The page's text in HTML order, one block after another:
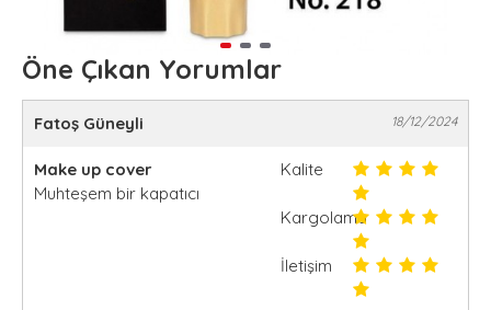
Öne Çıkan Yorumlar
Fatoş Güneyli 18/12/2024
Make up cover
Muhteşem bir kapatıcı
Kalite
Kargolama
İletişim